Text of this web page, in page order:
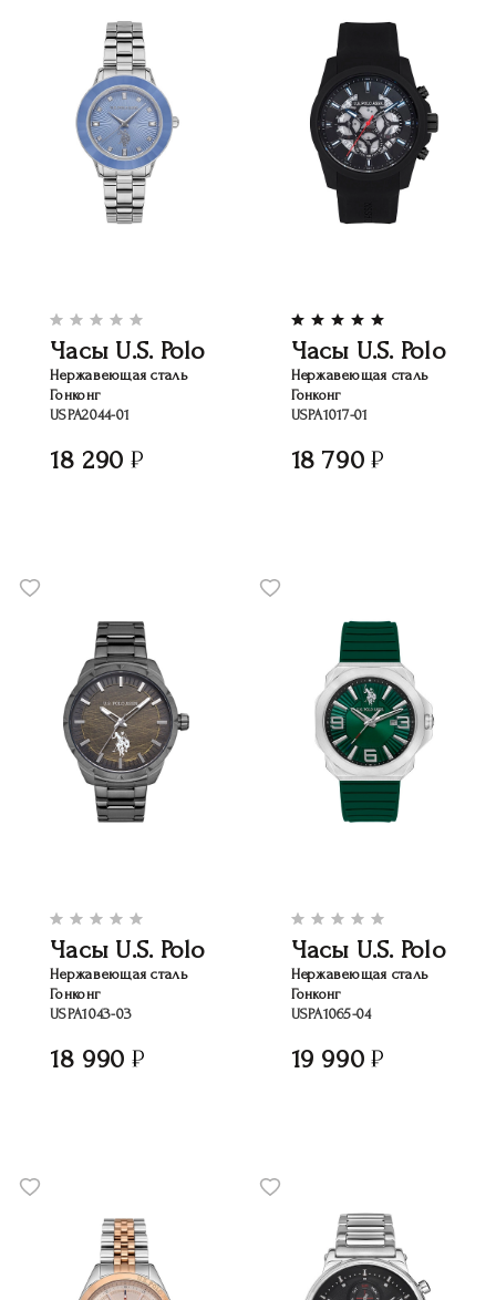
Часы U.S. Polo
Нержавеющая сталь
Гонконг
USPA2044-01
18 290
Часы U.S. Polo
Нержавеющая сталь
Гонконг
USPA1017-01
18 790
Часы U.S. Polo
Нержавеющая сталь
Гонконг
USPA1043-03
18 990
Часы U.S. Polo
Нержавеющая сталь
Гонконг
USPA1065-04
19 990